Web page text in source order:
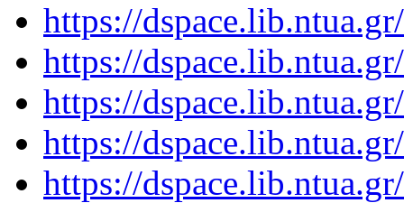
https://
https://
https://
https://
https://